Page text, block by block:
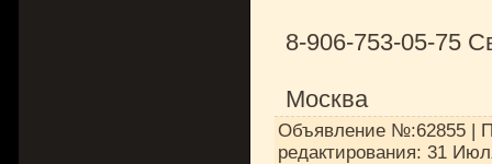
8-906-753-05-75
Москва
Объявление №:62855 |
редактирования: 31